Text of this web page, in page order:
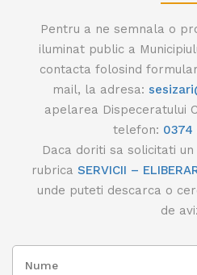
Pentru a ne semnala o
iluminat public a
contacta folosind
mail, la adresa:
apelarea Dispeceratului
telefon: 0374
Daca doriti sa solicitati
rubrica SERVICII –
unde puteti descarca o
de